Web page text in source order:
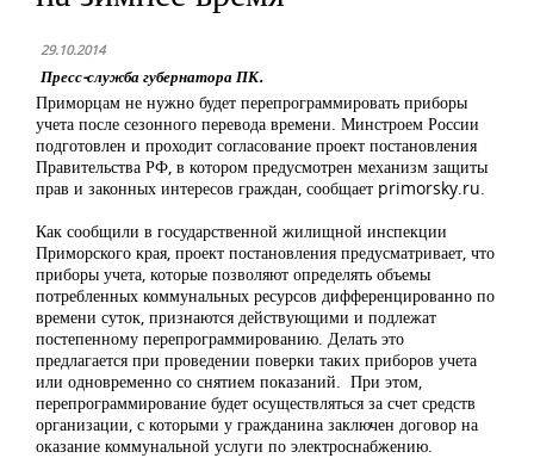
29.10.2014
Пресс-служба губернатора ПК.
Приморцам не нужно будет перепрограммировать приборы
учета после сезонного перевода времени. Минстроем России
подготовлен и проходит согласование проект постановления
Правительства РФ, в котором предусмотрен механизм защиты
прав и законных интересов граждан, сообщает primorsky.ru.
Как сообщили в государственной жилищной инспекции
Приморского края, проект постановления предусматривает, что
приборы учета, которые позволяют определять объемы
потребленных коммунальных ресурсов дифференцированно по
времени суток, признаются действующими и подлежат
постепенному перепрограммированию. Делать это
предлагается при проведении поверки таких приборов учета
или одновременно со снятием показаний. При этом,
перепрограммирование будет осуществляться за счет средств
организации, с которыми у гражданина заключен договор на
оказание коммунальной услуги по электроснабжению.